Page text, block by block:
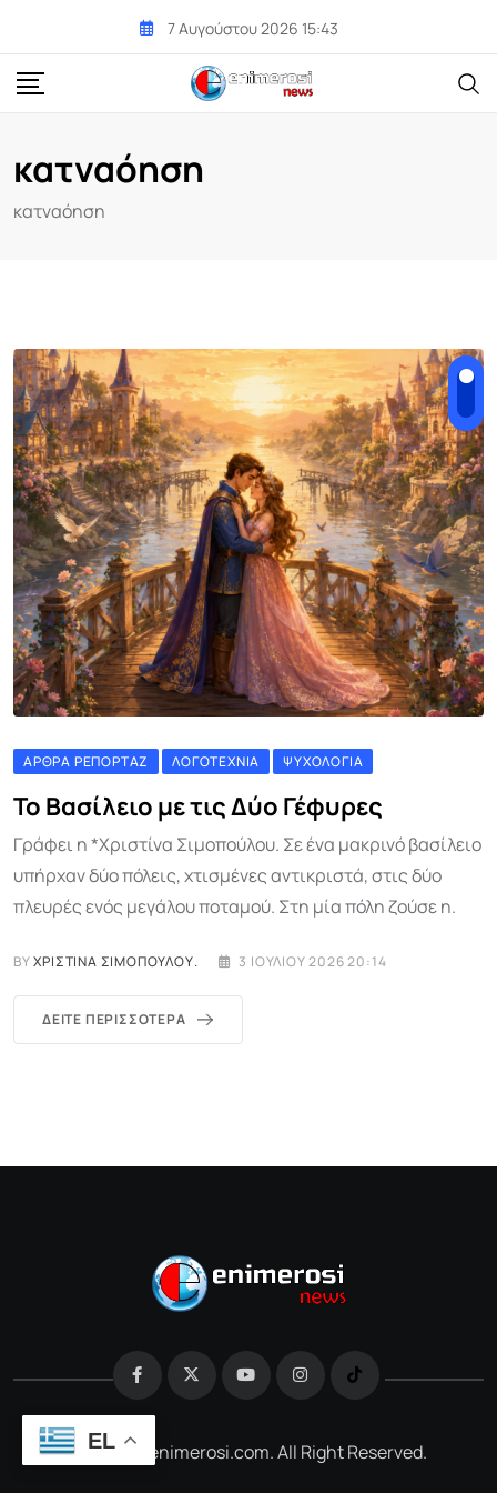
content
7 Αυγούστου 2026 15:43
κατναόηση
κατναόηση
ΆΡΘΡΑ ΡΕΠΟΡΤΆΖ ΛΟΓΟΤΕΧΝΊΑ ΨΥΧΟΛΟΓΊΑ
Το Βασίλειο με τις Δύο Γέφυρες
Γράφει η *Χριστίνα Σιμοπούλου. Σε ένα μακρινό βασίλειο
υπήρχαν δύο πόλεις, χτισμένες αντικριστά, στις δύο
πλευρές ενός μεγάλου ποταμού. Στη μία πόλη ζούσε η.
BYΧΡΙΣΤΊΝΑ ΣΙΜΟΠΟΎΛΟΥ. 3 ΙΟΥΛΊΟΥ 2026 20:14
ΔΕΊΤΕ ΠΕΡΙΣΣΌΤΕΡΑ
@2026 e-enimerosi.com. All Right Reserved.
EL